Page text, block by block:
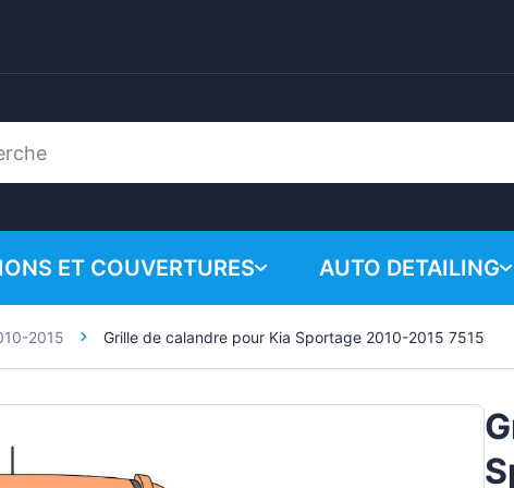
Votre
ET COUVERTURES AUTO DETAILING
Produits chimiques
2015 Grille de calandre pour Kia Sportage 2010-2015 7515